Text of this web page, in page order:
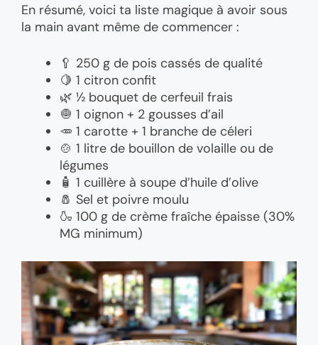
En résumé, voici ta liste magique à avoir sous
la main avant même de commencer :
🥄 250 g de pois cassés de qualité
🍋 1 citron confit
🌿 ½ bouquet de cerfeuil frais
🧅 1 oignon + 2 gousses d’ail
🥕 1 carotte + 1 branche de céleri
🍲 1 litre de bouillon de volaille ou de
légumes
🧴 1 cuillère à soupe d’huile d’olive
🧂 Sel et poivre moulu
🍶 100 g de crème fraîche épaisse (30%
MG minimum)